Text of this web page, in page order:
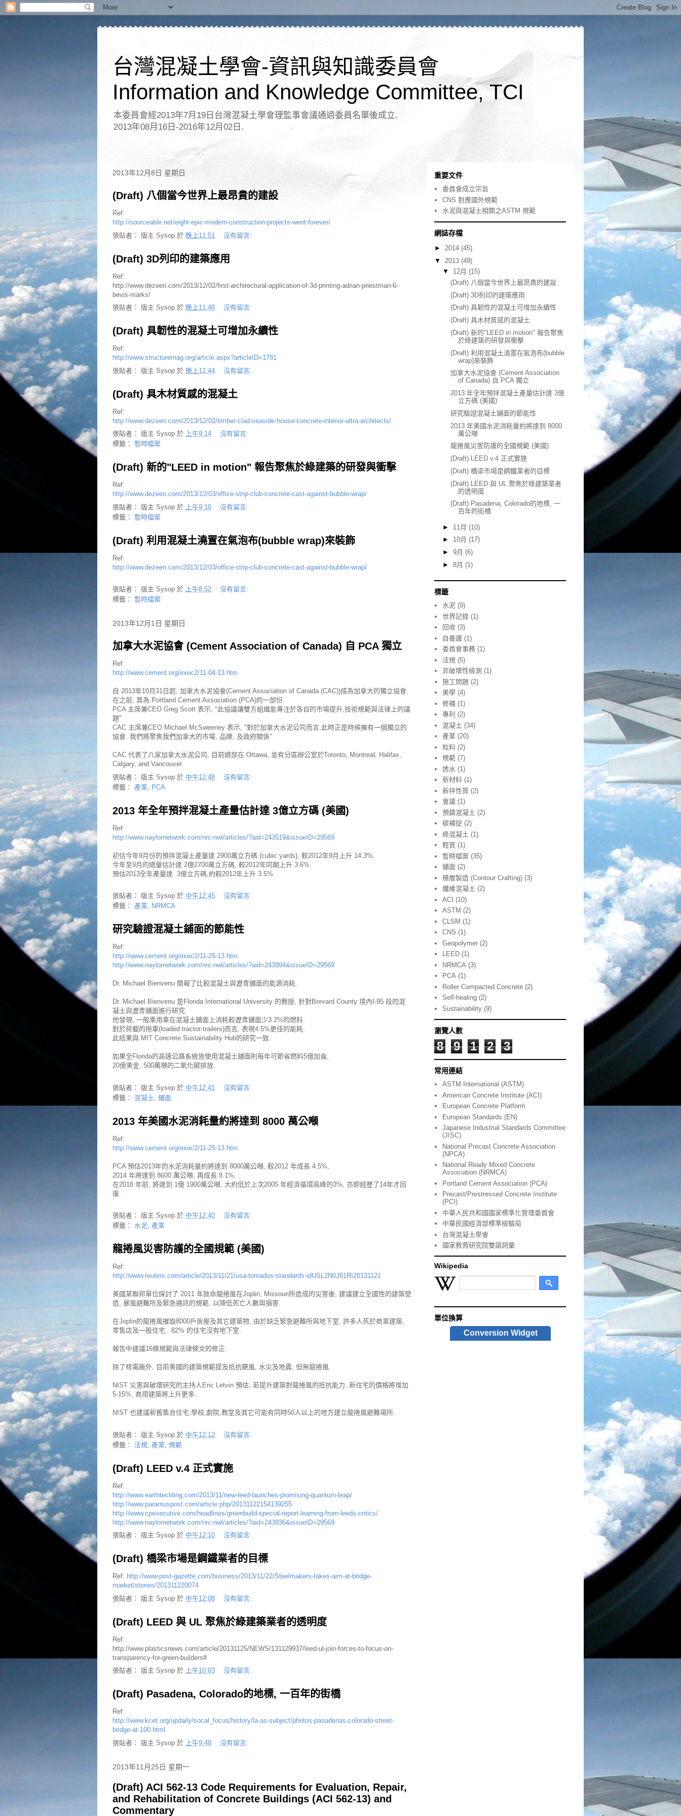
台灣混凝土學會-資訊與知識委員會
Information and Knowledge Committee, TCI
本委員會經2013年7月19日台灣混凝土學會理監事會議通過委員名單後成立.
2013年08月16日-2016年12月02日.
2013年12月8日 星期日
(Draft) 八個當今世界上最昂貴的建設
Ref:
http://sourceable.net/eight-epic-modern-construction-projects-went-forever/
張貼者： 版主 Sysop 於 晚上11:51 沒有留言:
(Draft) 3D列印的建築應用
Ref:
http://www.dezeen.com/2013/12/02/first-architectural-application-of-3d-printing-adrian-priestman-6-
bevis-marks/
張貼者： 版主 Sysop 於 晚上11:48 沒有留言:
(Draft) 具韌性的混凝土可增加永續性
Ref:
http://www.structuremag.org/article.aspx?articleID=1781
張貼者： 版主 Sysop 於 晚上11:44 沒有留言:
(Draft) 具木材質感的混凝土
Ref:
http://www.dezeen.com/2013/12/02/timber-clad-seaside-house-concrete-interior-ultra-architects/
張貼者： 版主 Sysop 於 上午9:14
沒有留言:
標籤： 暫時檔案
(Draft) 新的"LEED in motion" 報告聚焦於綠建築的研發與衝擊
Ref:
http://www.dezeen.com/2013/12/03/office-strip-club-concrete-cast-against-bubble-wrap/
張貼者： 版主 Sysop 於 上午9:10
沒有留言:
標籤： 暫時檔案
(Draft) 利用混凝土澆置在氣泡布(bubble wrap)來裝飾
Ref:
http://www.dezeen.com/2013/12/03/office-strip-club-concrete-cast-against-bubble-wrap/
張貼者： 版主 Sysop 於 上午8:52
沒有留言:
標籤： 暫時檔案
2013年12月1日 星期日
加拿大水泥協會 (Cement Association of Canada) 自 PCA 獨立
Ref:
http://www.cement.org/exec2/11-04-13.htm
自 2013年10月31日起, 加拿大水泥協會(Cement Association of Canada (CAC))成為加拿大的獨立協會.
在之前, 其為 Portland Cement Association (PCA)的一部份.
PCA 主席兼CEO Greg Scott 表示, "此協議讓雙方組織能專注於各自的市場提升,技術規範與法律上的議
題"
CAC 主席兼CEO Michael McSweeney 表示, "對於加拿大水泥公司而言,此時正是時候擁有一個獨立的
協會. 我們將聚焦我們加拿大的市場, 品牌, 及政府關係"
CAC 代表了八家加拿大水泥公司, 目前總部在 Ottawa, 並有分區辦公室於Toronto, Montreal, Halifax,
Calgary, and Vancouver.
張貼者： 版主 Sysop 於 中午12:48
沒有留言:
標籤： 產業 PCA
2013 年全年預拌混凝土產量估計達 3億立方碼 (美國)
Ref:
http://www.naylornetwork.com/nrc-nwl/articles/?aid=243519&issueID=29569
初估今年9月份的預拌混凝土產量達 2900萬立方碼 (cubic yards), 較2012年9月上升 14.3%.
今年至9月的總量估計達 2億2700萬立方碼, 較2012年同期上升 3.6%.
預估2013全年產量達 3億立方碼,約較2012年上升 3.5%.
張貼者： 版主 Sysop 於 中午12:45
沒有留言:
標籤： 產業, NRMCA
研究驗證混凝土鋪面的節能性
Ref:
http://www.cement.org/exec2/11-25-13.htm
http://www.naylornetwork.com/nrc-nwl/articles/?aid=243894&issueID=29569
Dr. Michael Bienvenu 簡報了比較混凝土與瀝青鋪面的能源消耗.
Dr. Michael Bienvenu 是Florida International University 的教授, 針對Brevard County 境內I-95 段的混
凝土與瀝青鋪面進行研究.
他發現, 一般乘用車在混凝土鋪面上消耗較瀝青鋪面少3.2%的燃料.
對於荷載的拖車(loaded tractor-trailers)而言, 表現4.5%更佳的能耗.
此結果與 MIT Concrete Sustainability Hub的研究一致.
如果全Florida的高速公路系統皆使用混凝土鋪面則每年可節省燃料5億加侖,
20億美金, 500萬噸的二氧化碳排放.
張貼者： 版主 Sysop 於 中午12:41
沒有留言:
標籤： 混凝土 鋪面
2013 年美國水泥消耗量約將達到 8000 萬公噸
Ref:
http://www.cement.org/exec2/11-25-13.htm
PCA 預估2013年的水泥消耗量約將達到 8000萬公噸, 較2012 年成長 4.5%,
2014 年將達到 8600 萬公噸, 再成長 8.1%.
在2018 年前, 將達到 1億 1900萬公噸, 大約低於上次2005 年經濟循環高峰的3%, 亦即經歷了14年才回
復.
張貼者： 版主 Sysop 於 中午12:40
沒有留言:
標籤： 水泥, 產業
龍捲風災害防護的全國規範 (美國)
Ref:
http://www.reuters.com/article/2013/11/21/usa-tornados-standards-idUSL2N0J61RI20131121
美國某聯邦單位探討了 2011 年致命龍捲風在Joplin, Missouri所造成的災害後, 建議建立全國性的建築營
造, 暴風避難所及緊急通訊的規範, 以降低死亡人數與損害.
在Joplin的龍捲風摧毀8000戶房屋及其它建築物, 由於缺乏緊急避難所與地下室, 許多人死於商業建築,
零售店及一般住宅. 82% 的住宅沒有地下室.
報告中建議16條規範與法律條文的修正.
除了核電廠外, 目前美國的建築規範提及抵抗颶風, 水災及地震, 但無龍捲風.
NIST 災害與破壞研究的主持人Eric Letvin 預估, 若提升建築對龍捲風的抵抗能力, 新住宅的價格將增加
5-15%, 商用建築將上升更多.
NIST 也建議新舊集合住宅,學校,劇院,教堂及其它可能有同時50人以上的地方建立龍捲風避難場所.
張貼者： 版主 Sysop 於 中午12:12
沒有留言:
標籤： 法規 產業 規範
(Draft) LEED v.4 正式實施
Ref:
http://www.earthtechling.com/2013/11/new-leed-launches-promising-quantum-leap/
http://www.paramuspost.com/article.php/20131122154139255
http://www.cpexecutive.com/headlines/greenbuild-special-report-learning-from-leeds-critics/
http://www.naylornetwork.com/nrc-nwl/articles/?aid=243936&issueID=29569
張貼者： 版主 Sysop 於 中午12:10 沒有留言:
(Draft) 橋梁市場是鋼鐵業者的目標
Ref: http://www.post-gazette.com/business/2013/11/22/Steelmakers-takes-aim-at-bridge-
market/stories/201311220074
張貼者： 版主 Sysop 於 中午12:08 沒有留言:
(Draft) LEED 與 UL 聚焦於綠建築業者的透明度
Ref:
http://www.plasticsnews.com/article/20131125/NEWS/131129937/leed-ul-join-forces-to-focus-on-
transparency-for-green-builders#
張貼者： 版主 Sysop 於 上午10:03 沒有留言:
(Draft) Pasadena, Colorado的地標, 一百年的街橋
Ref:
http://www.kcet.org/updaily/socal_focus/history/la-as-subject/photos-pasadenas-colorado-street-
bridge-at-100.html
張貼者： 版主 Sysop 於 上午9:48 沒有留言:
2013年11月25日 星期一
(Draft) ACI 562-13 Code Requirements for Evaluation, Repair,
and Rehabilitation of Concrete Buildings (ACI 562-13) and
Commentary
重要文件
委員會成立宗旨
CNS 對應國外規範
水泥與混凝土相關之ASTM 規範
網誌存檔
► 2014 (45)
▼ 2013 (49)
▼ 12月 (15)
(Draft) 八個當今世界上最昂貴的建設
(Draft) 3D列印的建築應用
(Draft) 具韌性的混凝土可增加永續性
(Draft) 具木材質感的混凝土
(Draft) 新的"LEED in motion" 報告聚焦
於綠建築的研發與衝擊
(Draft) 利用混凝土澆置在氣泡布(bubble
wrap)來裝飾
加拿大水泥協會 (Cement Association
of Canada) 自 PCA 獨立
2013 年全年預拌混凝土產量估計達 3億
立方碼 (美國)
研究驗證混凝土鋪面的節能性
2013 年美國水泥消耗量約將達到 8000
萬公噸
龍捲風災害防護的全國規範 (美國)
(Draft) LEED v.4 正式實施
(Draft) 橋梁市場是鋼鐵業者的目標
(Draft) LEED 與 UL 聚焦於綠建築業者
的透明度
(Draft) Pasadena, Colorado的地標, 一
百年的街橋
► 11月 (10)
► 10月 (17)
► 9月 (6)
► 8月 (1)
標籤
水泥 (9)
世界記錄 (1)
回收 (3)
自養護 (1)
委員會事務 (1)
法規 (5)
非破壞性檢測 (1)
施工問題 (2)
美學 (4)
修補 (1)
專利 (2)
混凝土 (34)
產業 (20)
粒料 (2)
規範 (7)
透水 (1)
新材料 (1)
新拌性質 (2)
會議 (1)
預鑄混凝土 (2)
碳補捉 (2)
綠混凝土 (1)
輕質 (1)
暫時檔案 (35)
鋪面 (2)
積層製造 (Contour Crafting) (3)
纖維混凝土 (2)
ACI (10)
ASTM (2)
CLSM (1)
CNS (1)
Geopolymer (2)
LEED (1)
NRMCA (3)
PCA (1)
Roller Compacted Concrete (2)
Self-healing (2)
Sustainability (9)
瀏覽人數
8 9 1 2 3
常用連結
ASTM International (ASTM)
American Concrete Institute (ACI)
European Concrete Platform
European Standards (EN)
Japanese Industrial Standards Committee
(JISC)
National Precast Concrete Association
(NPCA)
National Ready Mixed Concrete
Association (NRMCA)
Portland Cement Association (PCA)
Precast/Prestressed Concrete Institute
(PCI)
中華人民共和國國家標準化管理委員會
中華民國經濟部標準檢驗局
台灣混凝土學會
國家教育研究院雙語詞彙
Wikipedia
單位換算
Conversion Widget